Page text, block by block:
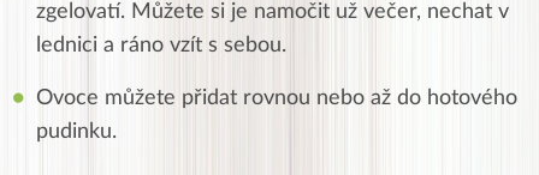
zgelovatí. Můžete si je namočit už večer, nechat v
lednici a ráno vzít s sebou.
Ovoce můžete přidat rovnou nebo až do hotového
pudinku.